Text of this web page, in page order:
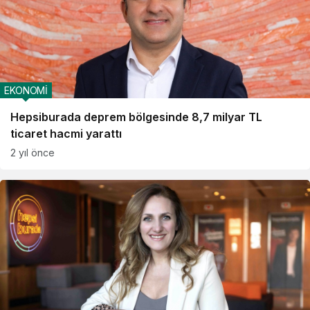
Hepsiburada deprem bölgesinde 8,7 milyar TL
ticaret hacmi yarattı
EKONOMİ
2 yıl önce